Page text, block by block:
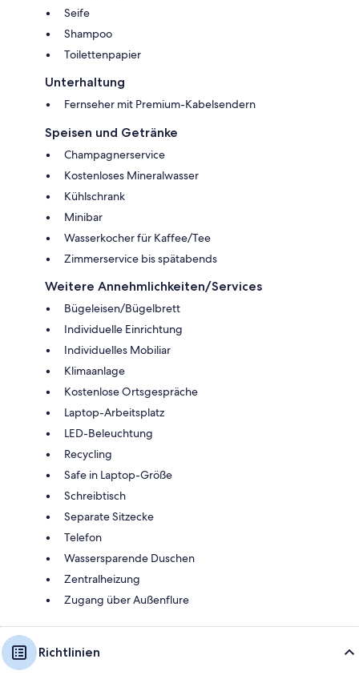
Seife
Shampoo
Toilettenpapier
Unterhaltung
Fernseher mit Premium-Kabelsendern
Speisen und Getränke
Champagnerservice
Kostenloses Mineralwasser
Kühlschrank
Minibar
Wasserkocher für Kaffee/Tee
Zimmerservice bis spätabends
Weitere Annehmlichkeiten/Services
Bügeleisen/Bügelbrett
Individuelle Einrichtung
Individuelles Mobiliar
Klimaanlage
Kostenlose Ortsgespräche
Laptop-Arbeitsplatz
LED-Beleuchtung
Recycling
Safe in Laptop-Größe
Schreibtisch
Separate Sitzecke
Telefon
Wassersparende Duschen
Zentralheizung
Zugang über Außenflure
Richtlinien